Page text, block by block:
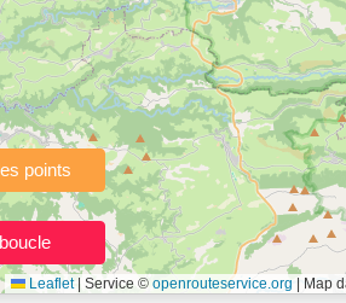
vélo, VTT, randonnée, roller,
de la vitesse et du temps
dépensées, de VO₂max/VMA et
itinéraires, et utilisateurs de GPS
roller et équitation.
Leaflet Service ©openrouteservice.org | Map